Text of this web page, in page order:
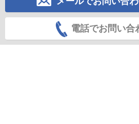
電話でお問い合